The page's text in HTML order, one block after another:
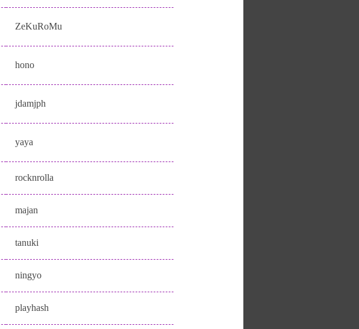
ZeKuRoMu
hono
jdamjph
yaya
rocknrolla
majan
tanuki
ningyo
playhash